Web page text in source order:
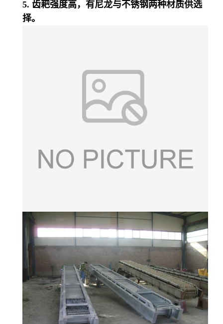
5. 齿耙强度高，有尼龙与不锈钢两种材质供选
择。